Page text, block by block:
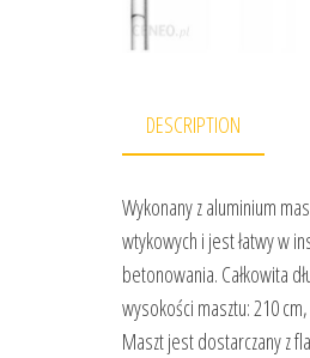
DESCRIPTION
Wykonany z aluminium
wtykowych i jest łatwy w
betonowania. Całkowita
wysokości masztu: 210
Maszt jest dostarczany z